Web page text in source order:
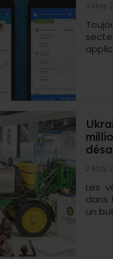
3 May
2 May
Les
dans
un